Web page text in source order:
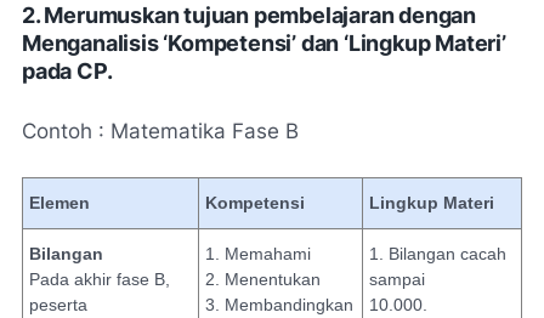
2. Merumuskan tujuan pembelajaran dengan
Menganalisis ‘Kompetensi’ dan ‘Lingkup Materi’
pada CP.
Contoh : Matematika Fase B
Elemen Kompetensi Lingkup Materi
Bilangan
Pada akhir fase B,
peserta
1. Memahami
2. Menentukan
3. Membandingkan
1. Bilangan cacah
sampai
10.000.